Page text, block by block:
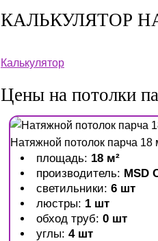
КАЛЬКУЛЯТОР
Калькулятор
Цены на потолки
Натяжной потолок парча 18
площадь: 18 м²
производитель: MSD
светильники: 6 шт
люстры: 1 шт
обход труб: 0 шт
углы: 4 шт